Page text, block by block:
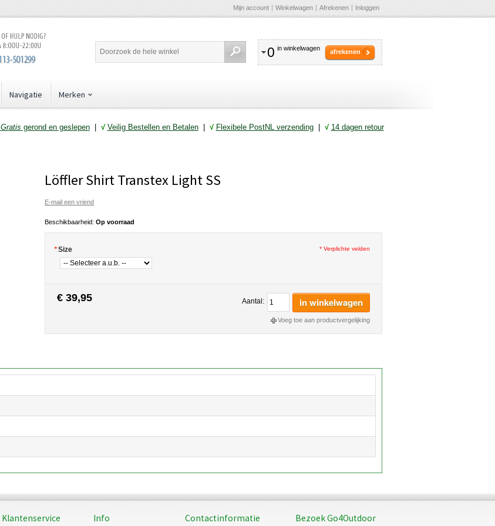
Mijn account Winkelwagen Afrekenen Inloggen
0 in winkelwagen afrekenen
Navigatie Merken
Gratis gerond en geslepen| √ Veilig Bestellen en Betalen| √ Flexibele PostNL verzending| √ 14 dagen retour
Löffler Shirt Transtex Light SS
E-mail een vriend
Beschikbaarheid: Op voorraad
*Size * Verplichte velden
€ 39,95 Aantal: in winkelwagen
Voeg toe aan productvergelijking
Klantenservice Info Contactinformatie Bezoek Go4Outdoor